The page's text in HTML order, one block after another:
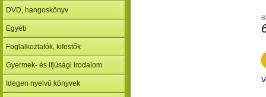
DVD, hangoskönyv
Egyéb
Foglalkoztatók, kifestők
Gyermek- és ifjúsági irodalom
Idegen nyelvű könyvek